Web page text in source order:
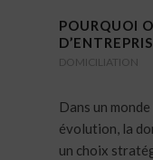
POURQUOI
DOMICILIATION
Dans un
évolution, la
un choix